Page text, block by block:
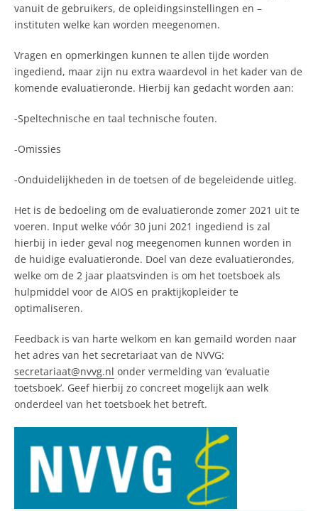
vanuit de gebruikers, de opleidingsinstellingen en –
instituten welke kan worden meegenomen.
Vragen en opmerkingen kunnen te allen tijde worden
ingediend, maar zijn nu extra waardevol in het kader van de
komende evaluatieronde. Hierbij kan gedacht worden aan:
-Speltechnische en taal technische fouten.
-Omissies
-Onduidelijkheden in de toetsen of de begeleidende uitleg.
Het is de bedoeling om de evaluatieronde zomer 2021 uit te
voeren. Input welke vóór 30 juni 2021 ingediend is zal
hierbij in ieder geval nog meegenomen kunnen worden in
de huidige evaluatieronde. Doel van deze evaluatierondes,
welke om de 2 jaar plaatsvinden is om het toetsboek als
hulpmiddel voor de AIOS en praktijkopleider te
optimaliseren.
Feedback is van harte welkom en kan gemaild worden naar
het adres van het secretariaat van de NVVG:
secretariaat@nvvg.nl onder vermelding van ‘evaluatie
toetsboek’. Geef hierbij zo concreet mogelijk aan welk
onderdeel van het toetsboek het betreft.